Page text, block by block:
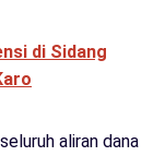
di Sidang
aliran dana